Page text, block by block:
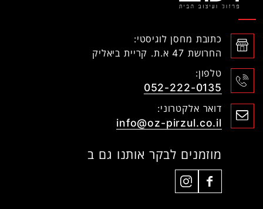
כתובת מחסן לוגיסטי:
החרושת 47 א.ת. קריית ביאליק
טלפון:
052-222-0135
דואר אלקטרוני:
info@oz-pirzul.co.il
מוזמנים לבקר אותנו גם ב